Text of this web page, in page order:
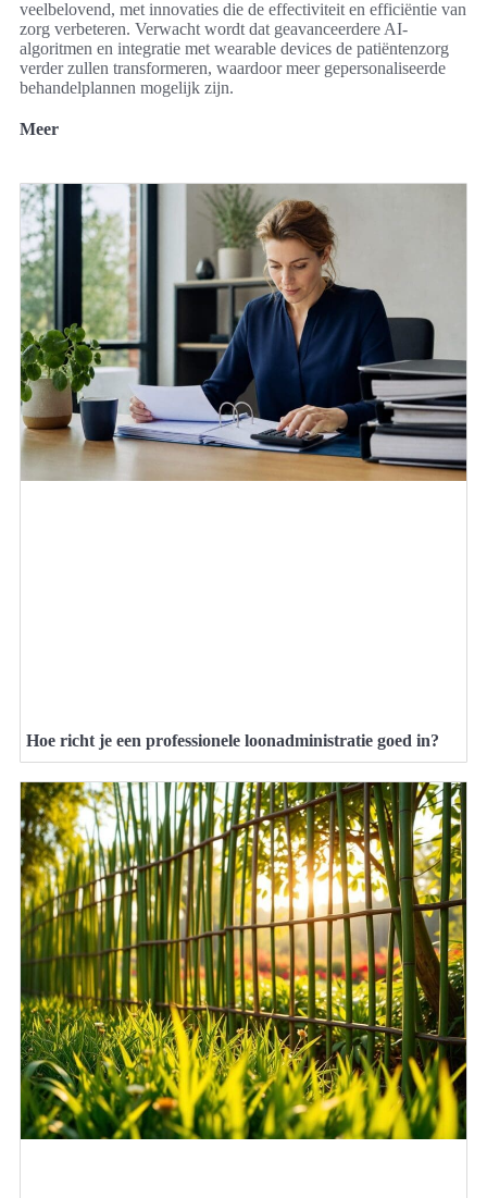
veelbelovend, met innovaties die de effectiviteit en efficiëntie van
zorg verbeteren. Verwacht wordt dat geavanceerdere AI-
algoritmen en integratie met wearable devices de patiëntenzorg
verder zullen transformeren, waardoor meer gepersonaliseerde
behandelplannen mogelijk zijn.
Meer
Hoe richt je een professionele loonadministratie goed in?